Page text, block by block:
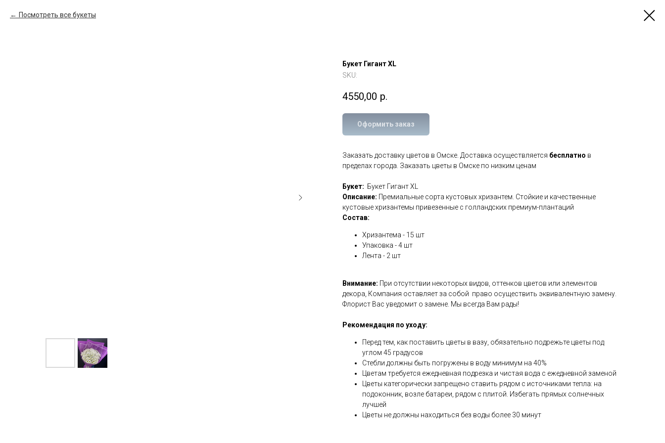
Посмотреть все букеты
Букет Гигант XL
SKU:
4550,00 р.
Оформить заказ
Заказать доставку цветов в Омске. Доставка осуществляется бесплатно в
пределах города. Заказать цветы в Омске по низким ценам
Букет: Букет Гигант XL
Описание: Премиальные сорта кустовых хризантем. Стойкие и качественные
кустовые хризантемы привезенные с голландских премиум-плантаций
Состав:
Хризантема - 15 шт
Упаковка - 4 шт
Лента - 2 шт
Внимание: При отсутствии некоторых видов, оттенков цветов или элементов
декора, Компания оставляет за собой право осуществить эквивалентную замену.
Флорист Вас уведомит о замене. Мы всегда Вам рады!
Рекомендация по уходу:
Перед тем, как поставить цветы в вазу, обязательно подрежьте цветы под
углом 45 градусов
Стебли должны быть погружены в воду минимум на 40%
Цветам требуется ежедневная подрезка и чистая вода с ежедневной заменой
Цветы категорически запрещено ставить рядом с источниками тепла: на
подоконник, возле батареи, рядом с плитой. Избегать прямых солнечных
лучшей
Цветы не должны находиться без воды более 30 минут